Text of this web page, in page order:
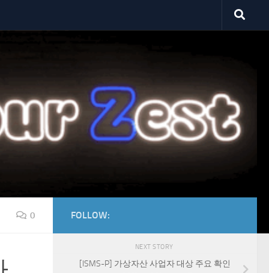
0 FOLLOW:
NEXT STORY
[ISMS-P] 가상자산 사업자 대상 주요 확인